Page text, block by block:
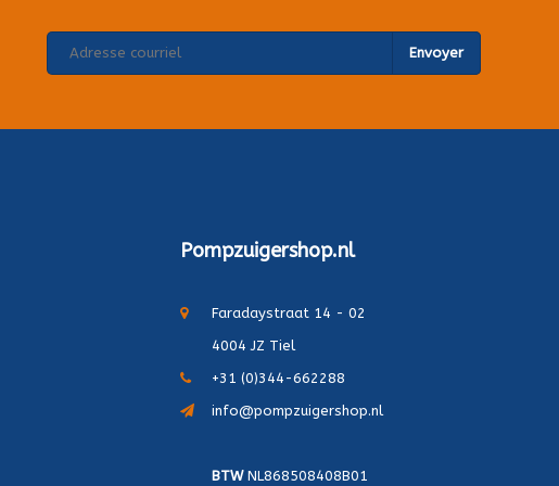
Envoyer
Pompzuigershop.nl
Faradaystraat 14 - 02
4004 JZ Tiel
+31 (0)344-662288
info@pompzuigershop.nl
BTWNL868508408B01